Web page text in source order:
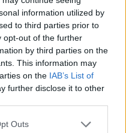
information utilized by
to third parties prior to
opt-out of the further
by third parties on the
This information may
on the IAB’s List of
further disclose it to other
one or more Google
Outs